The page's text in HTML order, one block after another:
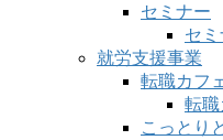
セミナー
セ
就労支援事業
転職カフ
転
こっとり